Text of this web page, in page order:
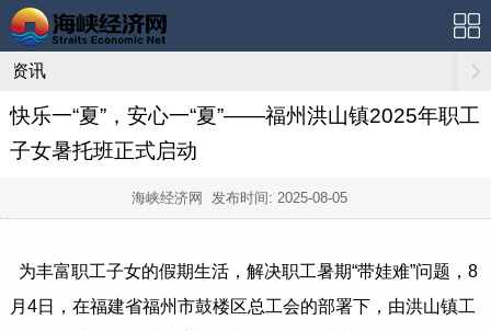
资讯
快乐一“夏”，安心一“夏”——福州洪山镇2025年职工
子女暑托班正式启动
海峡经济网 发布时间: 2025-08-05
为丰富职工子女的假期生活，解决职工暑期“带娃难”问题，8
月4日，在福建省福州市鼓楼区总工会的部署下，由洪山镇工